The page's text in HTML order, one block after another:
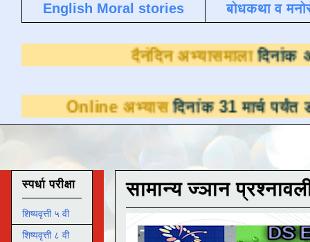
English Moral stories
बोधकथा व
दैनंदिन
अभ्यासदिनांक 31 मार्च पर्यंत
सामान्य ज्ञान
स्पर्धा परीक्षा
शिष्यवृत्ती ५ वी
शिष्यवृत्ती ८ वी